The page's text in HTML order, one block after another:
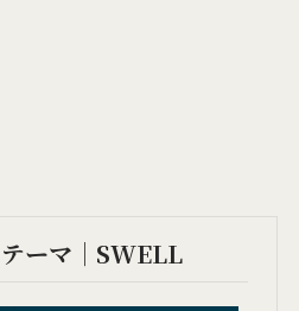
ーマ｜SWELL